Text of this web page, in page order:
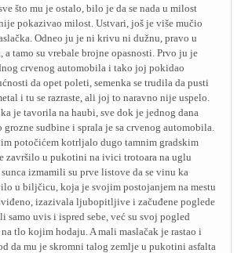
što mu je ostalo, bilo je da se nada u milost
pokazivao milost. Ustvari, još je više mučio
Odneo ju je ni krivu ni dužnu, pravo u
a tamo su vrebale brojne opasnosti. Prvo ju je
crvenog automobila i tako joj pokidao
da opet poleti, semenka se trudila da pusti
i tu se razraste, ali joj to naravno nije uspelo.
je tavorila na haubi, sve dok je jednog dana
sudbine i sprala je sa crvenog automobila.
potočićem kotrljalo dugo tamnim gradskim
završilo u pukotini na ivici trotoara na uglu
izmamili su prve listove da se vinu ka
u biljčicu, koja je svojim postojanjem na mestu
izazivala ljubopitljive i začuđene poglede
uvis i ispred sebe, već su svoj pogled
tlo kojim hodaju. A mali maslačak je rastao i
da mu je skromni talog zemlje u pukotini asfalta